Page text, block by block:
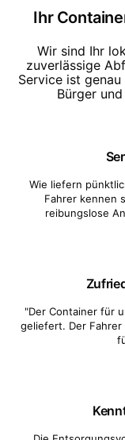
Ihr
Wir sind Ihr
zuverlässige
Service ist
Bürger
Wie liefern
Fahrer kennen
reibungslose
"Der Container für
geliefert. Der